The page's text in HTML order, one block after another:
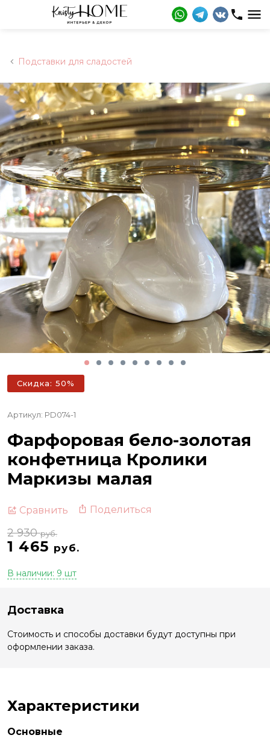
Подставки для сладостей
Скидка: 50%
Артикул: PD074-1
Фарфоровая бело-золотая
конфетница Кролики
Маркизы малая
Сравнить Поделиться
1 465 руб.
2 930руб.
В наличии: 9 шт
Доставка
Стоимость и способы доставки будут доступны при
оформлении заказа.
Характеристики
Основные